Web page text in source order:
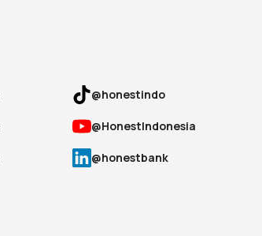
@honestindo
@HonestIndonesia
@honestbank